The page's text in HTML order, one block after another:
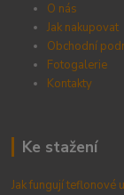
O nás
Jak nakupovat
Obchodní
Fotogalerie
Kontakty
Ke stažení
Jak fungují teflonové